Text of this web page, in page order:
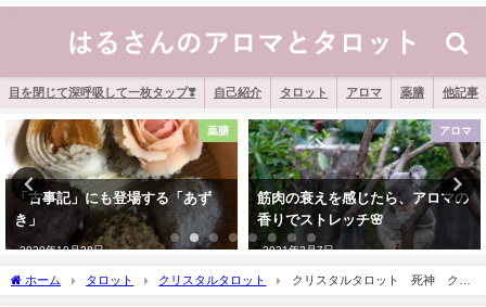
目を閉じて深呼吸して一枚タップ❣️ 自己紹介 タロット アロマ 薬膳 他記事
アロマ
筋肉の衰えを感じたら、アロマの
香りでストレッチ🌸
2021年3月7日
アロマ
精油の「光毒性」
2020年9月10日
ホーム タロット クリスタルタロット
クリスタルタロット 死神 クロ